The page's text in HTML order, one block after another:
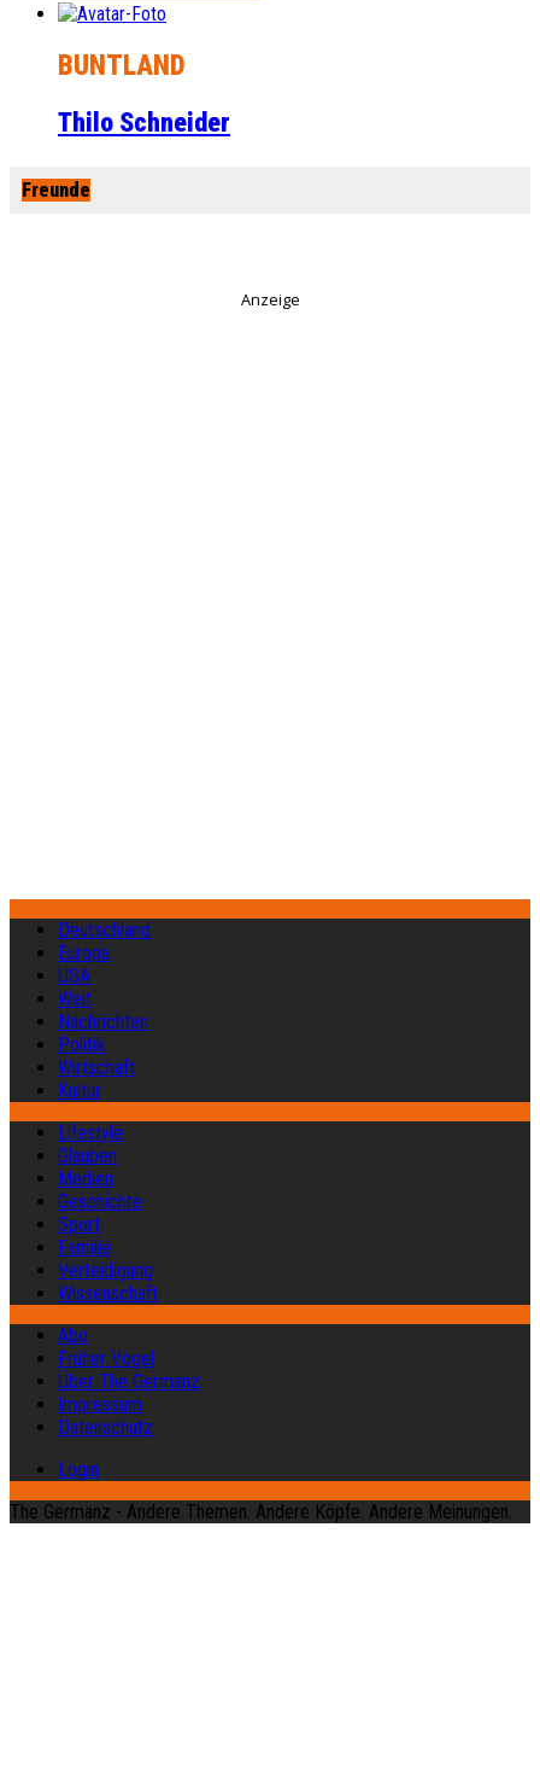
BUNTLAND
Thilo Schneider
Freunde
Anzeige
Deutschland
Europa
USA
Welt
Nachrichten
Politik
Wirtschaft
Kultur
Lifestyle
Glauben
Medien
Geschichte
Sport
Familie
Verteidigung
Wissenschaft
Abo
Früher Vogel
Über The Germanz
Impressum
Datenschutz
Login
The Germanz - Andere Themen. Andere Köpfe. Andere Meinungen.